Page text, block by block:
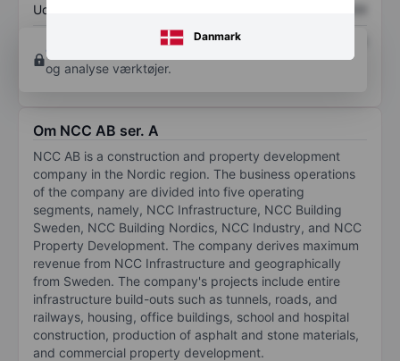
Danmark
Udbytte pr. aktie
XXXXXXX
Opret konto
for at få adgang til flere diagrammer
og analyse værktøjer.
Om NCC AB ser. A
NCC AB is a construction and property development
company in the Nordic region. The business operations
of the company are divided into five operating
segments, namely, NCC Infrastructure, NCC Building
Sweden, NCC Building Nordics, NCC Industry, and NCC
Property Development. The company derives maximum
revenue from NCC Infrastructure and geographically
from Sweden. The company's projects include entire
infrastructure build-outs such as tunnels, roads, and
railways, housing, office buildings, school and hospital
construction, production of asphalt and stone materials,
and commercial property development.